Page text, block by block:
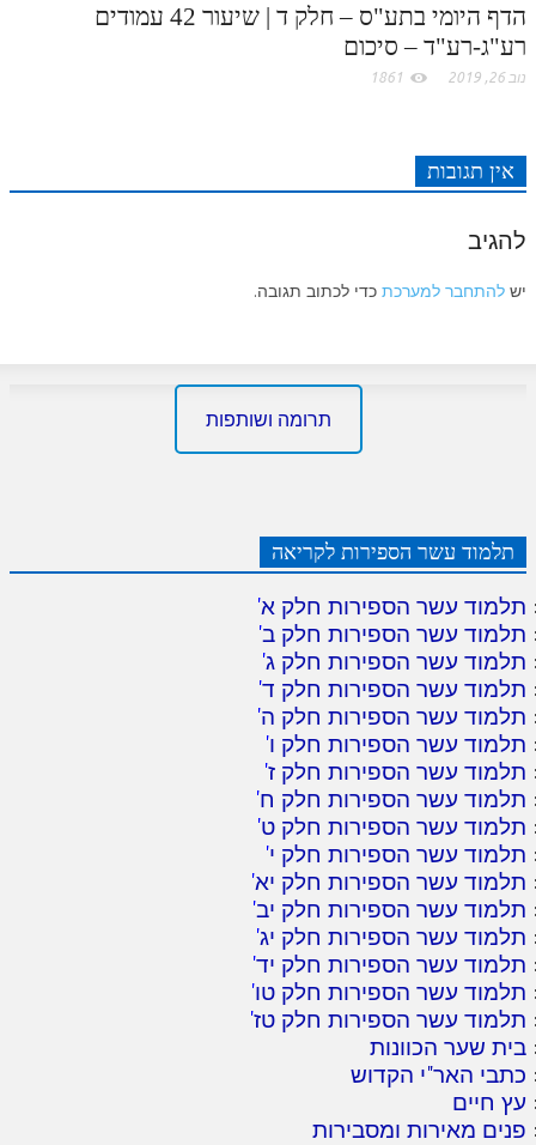
הדף היומי בתע"ס – חלק ד | שיעור 42 עמודים
רע"ג-רע"ד – סיכום
נוב 26, 2019 1861
אין תגובות
להגיב
יש להתחבר למערכת כדי לכתוב תגובה.
תרומה ושותפות
תלמוד עשר הספירות לקריאה
תלמוד עשר הספירות חלק א'
תלמוד עשר הספירות חלק ב'
תלמוד עשר הספירות חלק ג'
תלמוד עשר הספירות חלק ד'
תלמוד עשר הספירות חלק ה'
תלמוד עשר הספירות חלק ו'
תלמוד עשר הספירות חלק ז'
תלמוד עשר הספירות חלק ח'
תלמוד עשר הספירות חלק ט'
תלמוד עשר הספירות חלק י'
תלמוד עשר הספירות חלק יא'
תלמוד עשר הספירות חלק יב'
תלמוד עשר הספירות חלק יג'
תלמוד עשר הספירות חלק יד'
תלמוד עשר הספירות חלק טו'
תלמוד עשר הספירות חלק טז'
בית שער הכוונות
כתבי האר"י הקדוש
עץ חיים
פנים מאירות ומסבירות